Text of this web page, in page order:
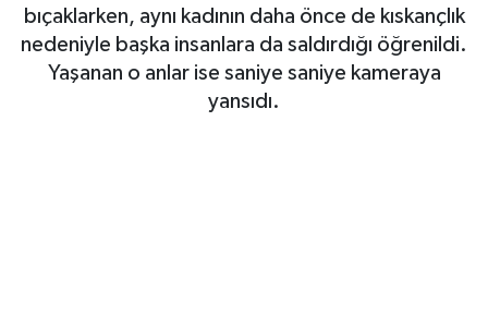
bıçaklarken, aynı kadının daha önce de kıskançlık
nedeniyle başka insanlara da saldırdığı öğrenildi.
Yaşanan o anlar ise saniye saniye kameraya
yansıdı.
GÜNDEM
MAGAZİN
Son Dakika Haberleri
Haber Arşivi